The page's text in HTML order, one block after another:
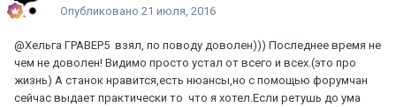
Опубликовано 21 июля, 2016
@Хельга ГРАВЕР5 взял, по поводу доволен))) Последнее время не
чем не доволен! Видимо просто устал от всего и всех.(это про
жизнь) А станок нравится,есть нюансы,но с помощью форумчан
сейчас выдает практически то что я хотел.Если ретушь до ума